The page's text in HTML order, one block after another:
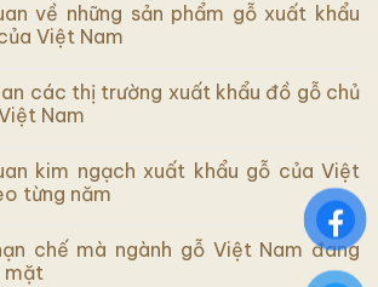
về những sản phẩm gỗ xuất khẩu
Việt Nam
các thị trường xuất khẩu đồ gỗ chủ
Nam
kim ngạch xuất khẩu gỗ của Việt
từng năm
chế mà ngành gỗ Việt Nam đang
mặt